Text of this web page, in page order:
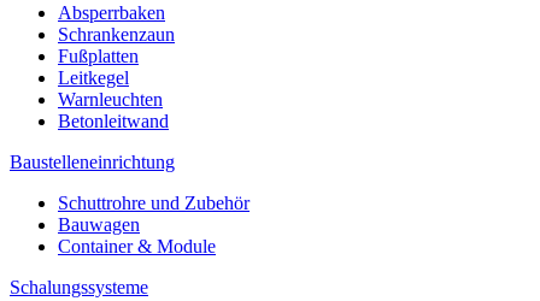
Absperrbaken
Schrankenzaun
Fußplatten
Leitkegel
Warnleuchten
Betonleitwand
Baustelleneinrichtung
Schuttrohre und Zubehör
Bauwagen
Container & Module
Schalungssysteme